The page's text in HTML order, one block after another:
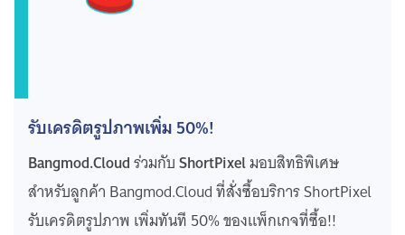
รับเครดิตรูปภาพเพิ่ม 50%!
Bangmod.Cloudร่วมกับShortPixelมอบสิทธิพิเศษ
สำหรับลูกค้า Bangmod.Cloud ที่สั่งซื้อบริการ ShortPixel
รับเครดิตรูปภาพ เพิ่มทันที 50% ของแพ็กเกจที่ซื้อ!!